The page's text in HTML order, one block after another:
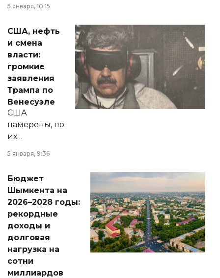
сразу несколько
актуальных тем —
от слухов о
политических
реформах до
вопросов армии,
экономики и
личного здоровья.
5 января, 10:15
США, нефть
и смена
власти:
громкие
заявления
Трампа по
Венесуэле
США
намерены, по
их
принести
народу
Венесуэлы.
5 января, 9:36
Бюджет
Шымкента на
2026–2028 годы:
рекордные
доходы и
долговая
нагрузка на
сотни
миллиардов